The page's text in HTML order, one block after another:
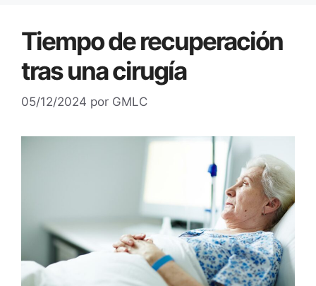
Tiempo de recuperación
tras una cirugía
05/12/2024 por GMLC